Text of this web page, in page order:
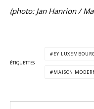
(photo: Jan Hanrion /
ÉTIQUETTES
EY
MAISON